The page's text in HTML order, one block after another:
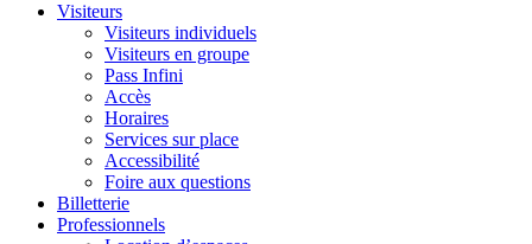
Visiteurs
Visiteurs individuels
Visiteurs en groupe
Pass Infini
Accès
Horaires
Services sur place
Accessibilité
Foire aux questions
Billetterie
Professionnels